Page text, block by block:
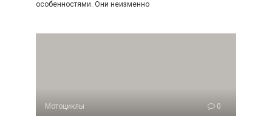
особенностями. Они неизменно
Мотоциклы 0